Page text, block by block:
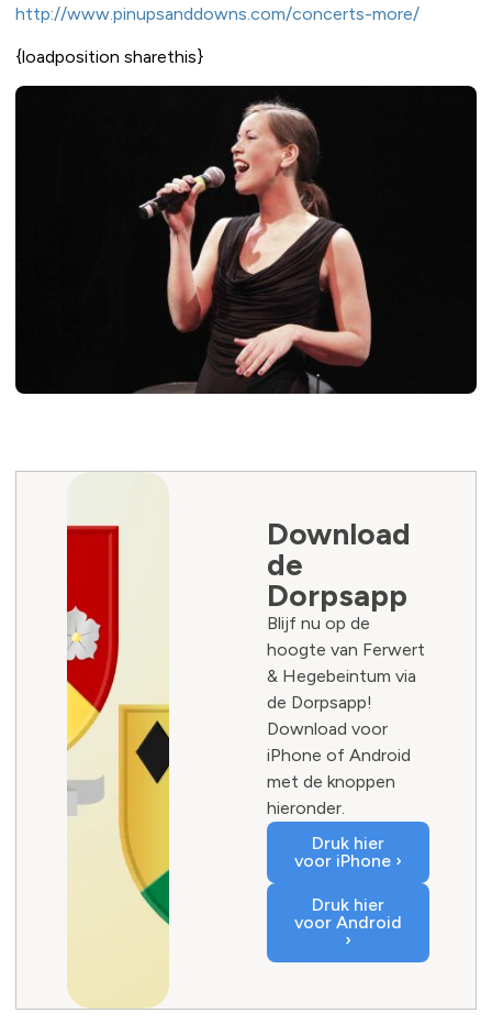
http://www.pinupsanddowns.com/concerts-more/
{loadposition sharethis}
Download
de
Dorpsapp
Blijf nu op de
hoogte van Ferwert
& Hegebeintum via
de Dorpsapp!
Download voor
iPhone of Android
met de knoppen
hieronder.
Druk hier
voor iPhone ›
Druk hier
voor Android
›